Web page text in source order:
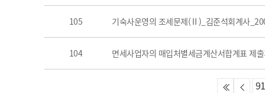
105 기숙사운영의 조세문제(Ⅱ)_김준석회계사
104 면세사업자의 매입처별세금계산서합계표 제
91